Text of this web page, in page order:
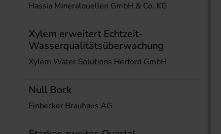
Hassia Mineralquellen GmbH & Co. KG
Xylem erweitert Echtzeit-
Wasserqualitätsüberwachung
Xylem Water Solutions Herford GmbH
Null Bock
Einbecker Brauhaus AG